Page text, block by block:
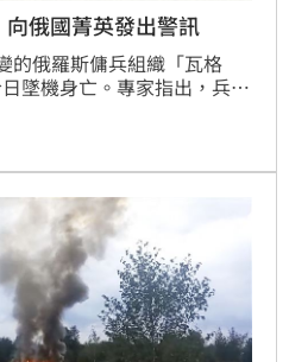
俄國菁英發出警訊
的俄羅斯傭兵組織「瓦格
墜機身亡。專家指出，兵變